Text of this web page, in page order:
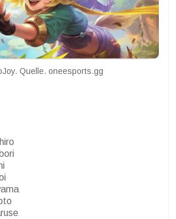
Quelle. oneesports.gg